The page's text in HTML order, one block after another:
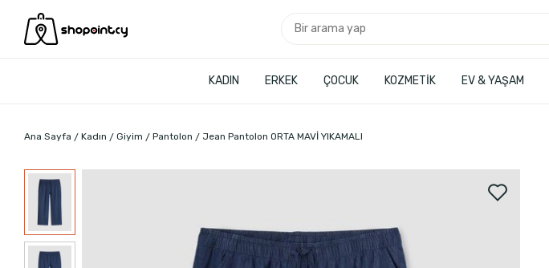
KADIN ERKEK ÇOCUK KOZMETİK EV & YAŞAM
Ana Sayfa Kadın Giyim Pantolon Jean Pantolon ORTA MAVİ YIKAMALI